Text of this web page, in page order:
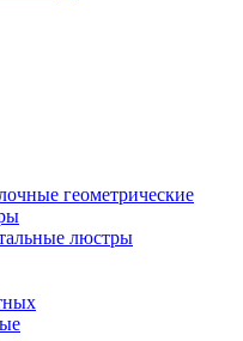
геометрические
люстры